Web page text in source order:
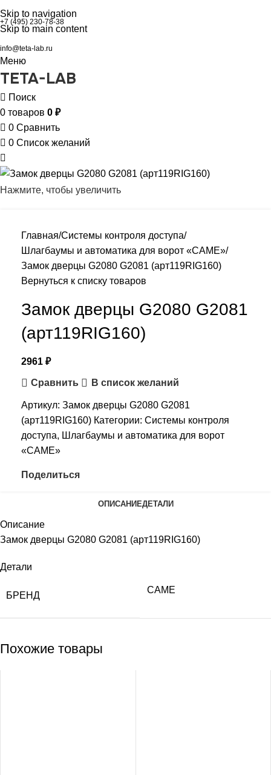
Skip to navigation
Skip to main content
+7 (495) 230-78-38
info@teta-lab.ru
Меню
TETA-LAB
Поиск
0 товаров 0 ₽
0 Сравнить
0 Список желаний
Нажмите, чтобы увеличить
Главная Системы контроля доступа
Шлагбаумы и автоматика для ворот «CAME»
Замок дверцы G2080 G2081 (арт119RIG160)
Вернуться к списку товаров
Замок дверцы G2080 G2081
(арт119RIG160)
2961 ₽
Сравнить В список желаний
Артикул: Замок дверцы G2080 G2081
(арт119RIG160) Категории: Системы контроля
доступа, Шлагбаумы и автоматика для ворот
«CAME»
Поделиться
ОПИСАНИЕДЕТАЛИ
Описание
Замок дверцы G2080 G2081 (арт119RIG160)
Детали
БРЕНД
CAME
Похожие товары